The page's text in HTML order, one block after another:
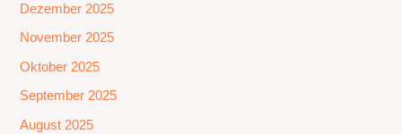
Dezember 2025
November 2025
Oktober 2025
September 2025
August 2025